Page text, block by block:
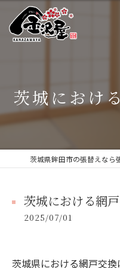
茨城におけ
茨城における網
2025/07/01
茨城県における網戸交